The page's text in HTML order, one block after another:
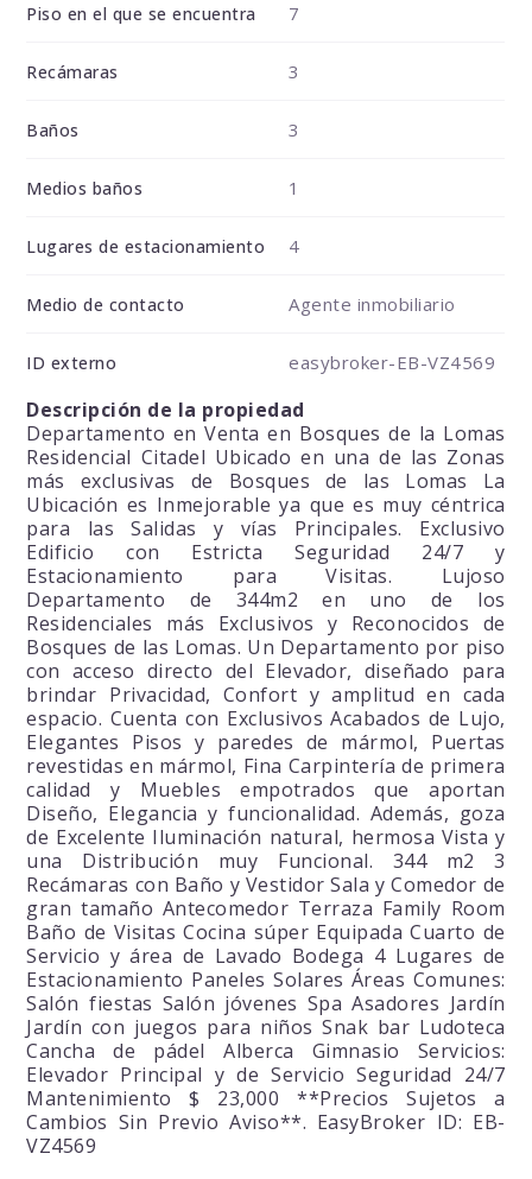
Piso en el que se encuentra 7
Recámaras 3
Baños 3
Medios baños 1
Lugares de estacionamiento 4
Medio de contacto Agente inmobiliario
ID externo easybroker-EB-VZ4569
Descripción de la propiedad
Departamento en Venta en Bosques de la Lomas
Residencial Citadel Ubicado en una de las Zonas
más exclusivas de Bosques de las Lomas La
Ubicación es Inmejorable ya que es muy céntrica
para las Salidas y vías Principales. Exclusivo
Edificio con Estricta Seguridad 24/7 y
Estacionamiento para Visitas. Lujoso
Departamento de 344m2 en uno de los
Residenciales más Exclusivos y Reconocidos de
Bosques de las Lomas. Un Departamento por piso
con acceso directo del Elevador, diseñado para
brindar Privacidad, Confort y amplitud en cada
espacio. Cuenta con Exclusivos Acabados de Lujo,
Elegantes Pisos y paredes de mármol, Puertas
revestidas en mármol, Fina Carpintería de primera
calidad y Muebles empotrados que aportan
Diseño, Elegancia y funcionalidad. Además, goza
de Excelente Iluminación natural, hermosa Vista y
una Distribución muy Funcional. 344 m2 3
Recámaras con Baño y Vestidor Sala y Comedor de
gran tamaño Antecomedor Terraza Family Room
Baño de Visitas Cocina súper Equipada Cuarto de
Servicio y área de Lavado Bodega 4 Lugares de
Estacionamiento Paneles Solares Áreas Comunes:
Salón fiestas Salón jóvenes Spa Asadores Jardín
Jardín con juegos para niños Snak bar Ludoteca
Cancha de pádel Alberca Gimnasio Servicios:
Elevador Principal y de Servicio Seguridad 24/7
Mantenimiento $ 23,000 **Precios Sujetos a
Cambios Sin Previo Aviso**. EasyBroker ID: EB-
VZ4569